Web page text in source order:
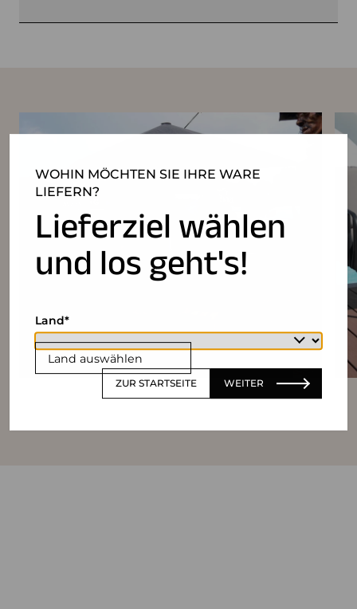
WOHIN MÖCHTEN SIE IHRE WARE
LIEFERN?
Lieferziel wählen
und los geht's!
Land auswählen
Land
ZUR STARTSEITE WEITER